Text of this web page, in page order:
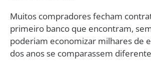
Muitos compradores fecham
primeiro banco que encontram,
poderiam economizar milhares de
dos anos se comparassem